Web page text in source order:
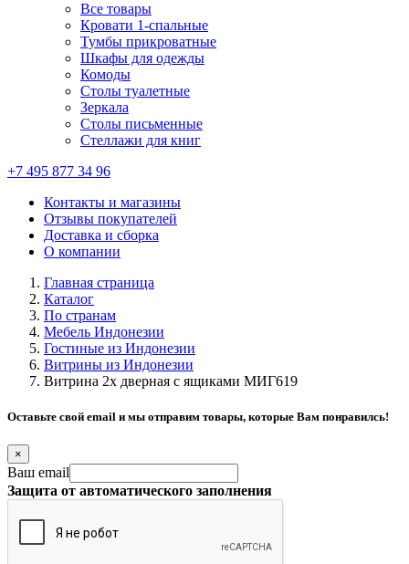
Все товары
Кровати 1-спальные
Тумбы прикроватные
Шкафы для одежды
Комоды
Столы туалетные
Зеркала
Столы письменные
Стеллажи для книг
+7 495 877 34 96
Контакты и магазины
Отзывы покупателей
Доставка и сборка
О компании
Главная страница
Каталог
По странам
Мебель Индонезии
Гостиные из Индонезии
Витрины из Индонезии
Витрина 2х дверная с ящиками МИГ619
Оставьте свой email и мы отправим товары, которые Вам понравилсь!
×
Ваш email
Защита от автоматического заполнения